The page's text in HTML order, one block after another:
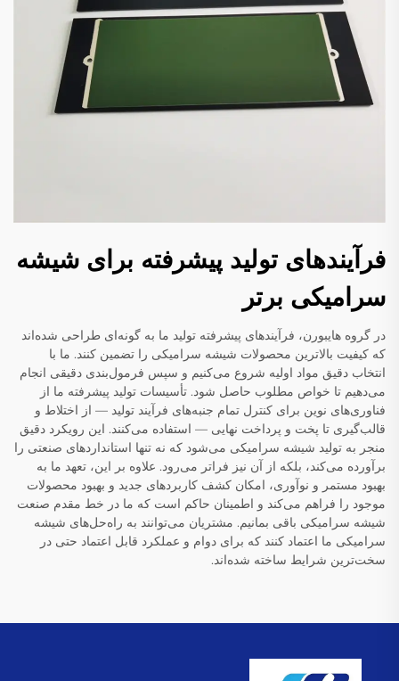
فرآیندهای تولید پیشرفته برای شیشه
سرامیکی برتر
در گروه هایبورن، فرآیندهای پیشرفته تولید ما به گونه‌ای طراحی شده‌اند
که کیفیت بالاترین محصولات شیشه سرامیکی را تضمین کنند. ما با
انتخاب دقیق مواد اولیه شروع می‌کنیم و سپس فرمول‌بندی دقیقی انجام
می‌دهیم تا خواص مطلوب حاصل شود. تأسیسات تولید پیشرفته ما از
فناوری‌های نوین برای کنترل تمام جنبه‌های فرآیند تولید — از اختلاط و
قالب‌گیری تا پخت و پرداخت نهایی — استفاده می‌کنند. این رویکرد دقیق
منجر به تولید شیشه سرامیکی می‌شود که نه تنها استانداردهای صنعتی را
برآورده می‌کند، بلکه از آن نیز فراتر می‌رود. علاوه بر این، تعهد ما به
بهبود مستمر و نوآوری، امکان کشف کاربردهای جدید و بهبود محصولات
موجود را فراهم می‌کند و اطمینان حاکم است که ما در خط مقدم صنعت
شیشه سرامیکی باقی بمانیم. مشتریان می‌توانند به راه‌حل‌های شیشه
سرامیکی ما اعتماد کنند که برای دوام و عملکرد قابل اعتماد حتی در
سخت‌ترین شرایط ساخته شده‌اند.